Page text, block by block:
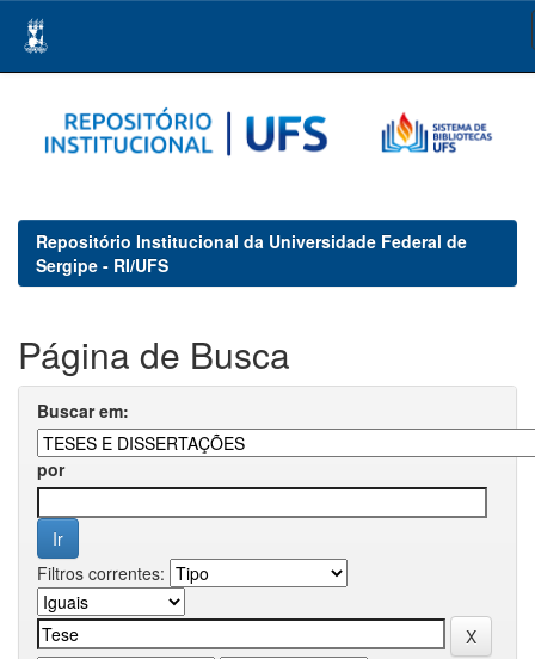
navigation
Repositório Institucional da Universidade Federal de
Sergipe - RI/UFS
Página de Busca
Buscar em:
por
Filtros correntes: